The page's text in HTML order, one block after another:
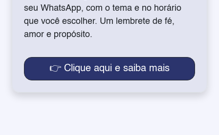
seu WhatsApp, com o tema e no horário
que você escolher. Um lembrete de fé,
amor e propósito.
👉 Clique aqui e saiba mais